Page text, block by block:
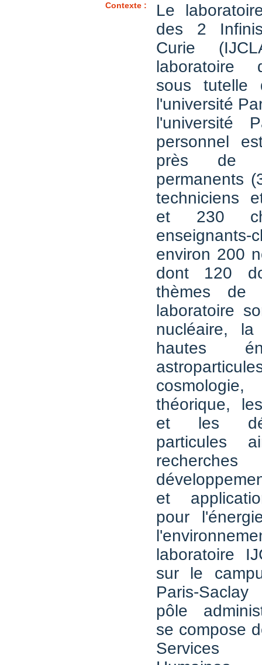
Contexte :
Le
des 2
Curie
laboratoire
sous tutelle
l'université
l'université
personnel
près de
permanents
techniciens
et 230
environ 200
dont 120
thèmes de
laboratoire
nucléaire,
hautes
théorique,
et les
particules
et
pour
laboratoire
sur le
Paris-
pôle
se compose
Services